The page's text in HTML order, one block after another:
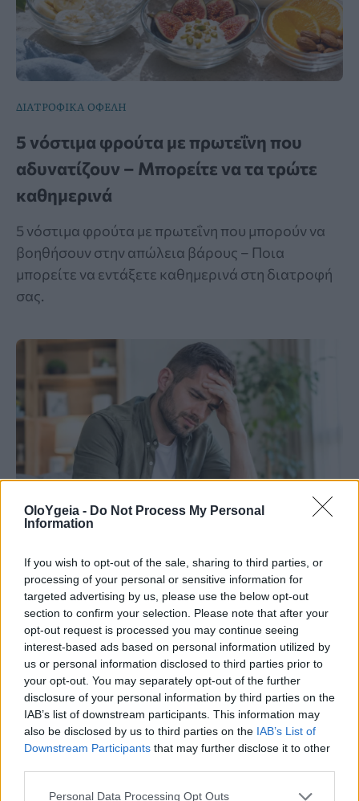
OloYgeia - Do Not Process My Personal
Information
If you wish to opt-out of the sale, sharing to third parties, or
processing of your personal or sensitive information for
targeted advertising by us, please use the below opt-out
section to confirm your selection. Please note that after your
opt-out request is processed you may continue seeing
interest-based ads based on personal information utilized by
us or personal information disclosed to third parties prior to
your opt-out. You may separately opt-out of the further
disclosure of your personal information by third parties on the
IAB’s list of downstream participants. This information may
also be disclosed by us to third parties on the IAB’s List of
Downstream Participants that may further disclose it to other
Personal Data Processing Opt Outs
ΔΙΑΤΡΟΦΙΚΑ ΟΦΕΛΗ
5 νόστιμα φρούτα με πρωτεΐνη που
αδυνατίζουν – Μπορείτε να τα τρώτε
καθημερινά
5 νόστιμα φρούτα με πρωτεΐνη που μπορούν να
βοηθήσουν στην απώλεια βάρους – Ποια
μπορείτε να εντάξετε καθημερινά στη διατροφή
σας.
ΠΟΙΟ ΕΙΝΑΙ;
Πονοκέφαλος: Νευρολόγος
προειδοποιεί για ένα συγκεκριμένο
αντικείμενο στο σπίτι που τον προκαλεί
Πονοκέφαλος: Νευρολόγος προειδοποιεί για ένα
αντικείμενο στο σπίτι που μπορεί να τον
προκαλεί – Τι μπορείτε να κάνετε για να τον
αποφύγετε.